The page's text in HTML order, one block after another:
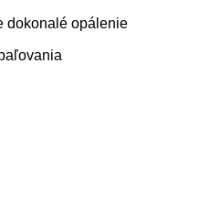
dokonalé opálenie